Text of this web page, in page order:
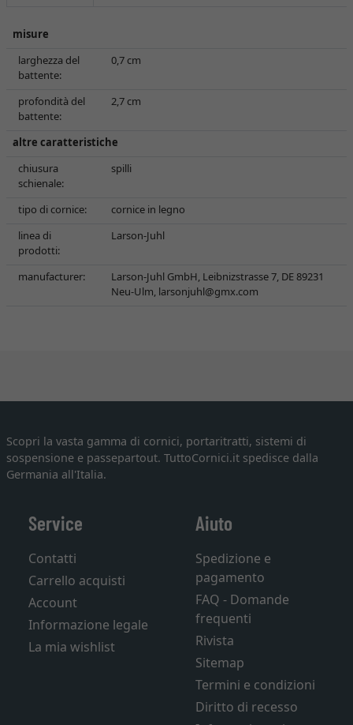
misure
larghezza del
battente:
0,7 cm
profondità del
battente:
2,7 cm
altre caratteristiche
chiusura
schienale:
spilli
tipo di cornice:
cornice in legno
linea di
prodotti:
Larson-Juhl
manufacturer:
Larson-Juhl GmbH, Leibnizstrasse 7, DE 89231
Neu-Ulm, larsonjuhl@gmx.com
Scopri la vasta gamma di cornici, portaritratti, sistemi di
sospensione e passepartout. TuttoCornici.it spedisce dalla
Germania all'Italia.
Service
Contatti
Carrello acquisti
Account
Informazione legale
La mia wishlist
Aiuto
Spedizione e
pagamento
FAQ - Domande
frequenti
Rivista
Sitemap
Termini e condizioni
Diritto di recesso